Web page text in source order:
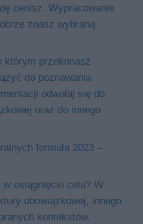
cenisz. Wypracowanie
znasz wybraną
którym przekonasz
do poznawania
odwołaj się do
oraz do innego
formuła 2023 –
w osiągnięciu celu? W
obowiązkowej, innego
kontekstów.